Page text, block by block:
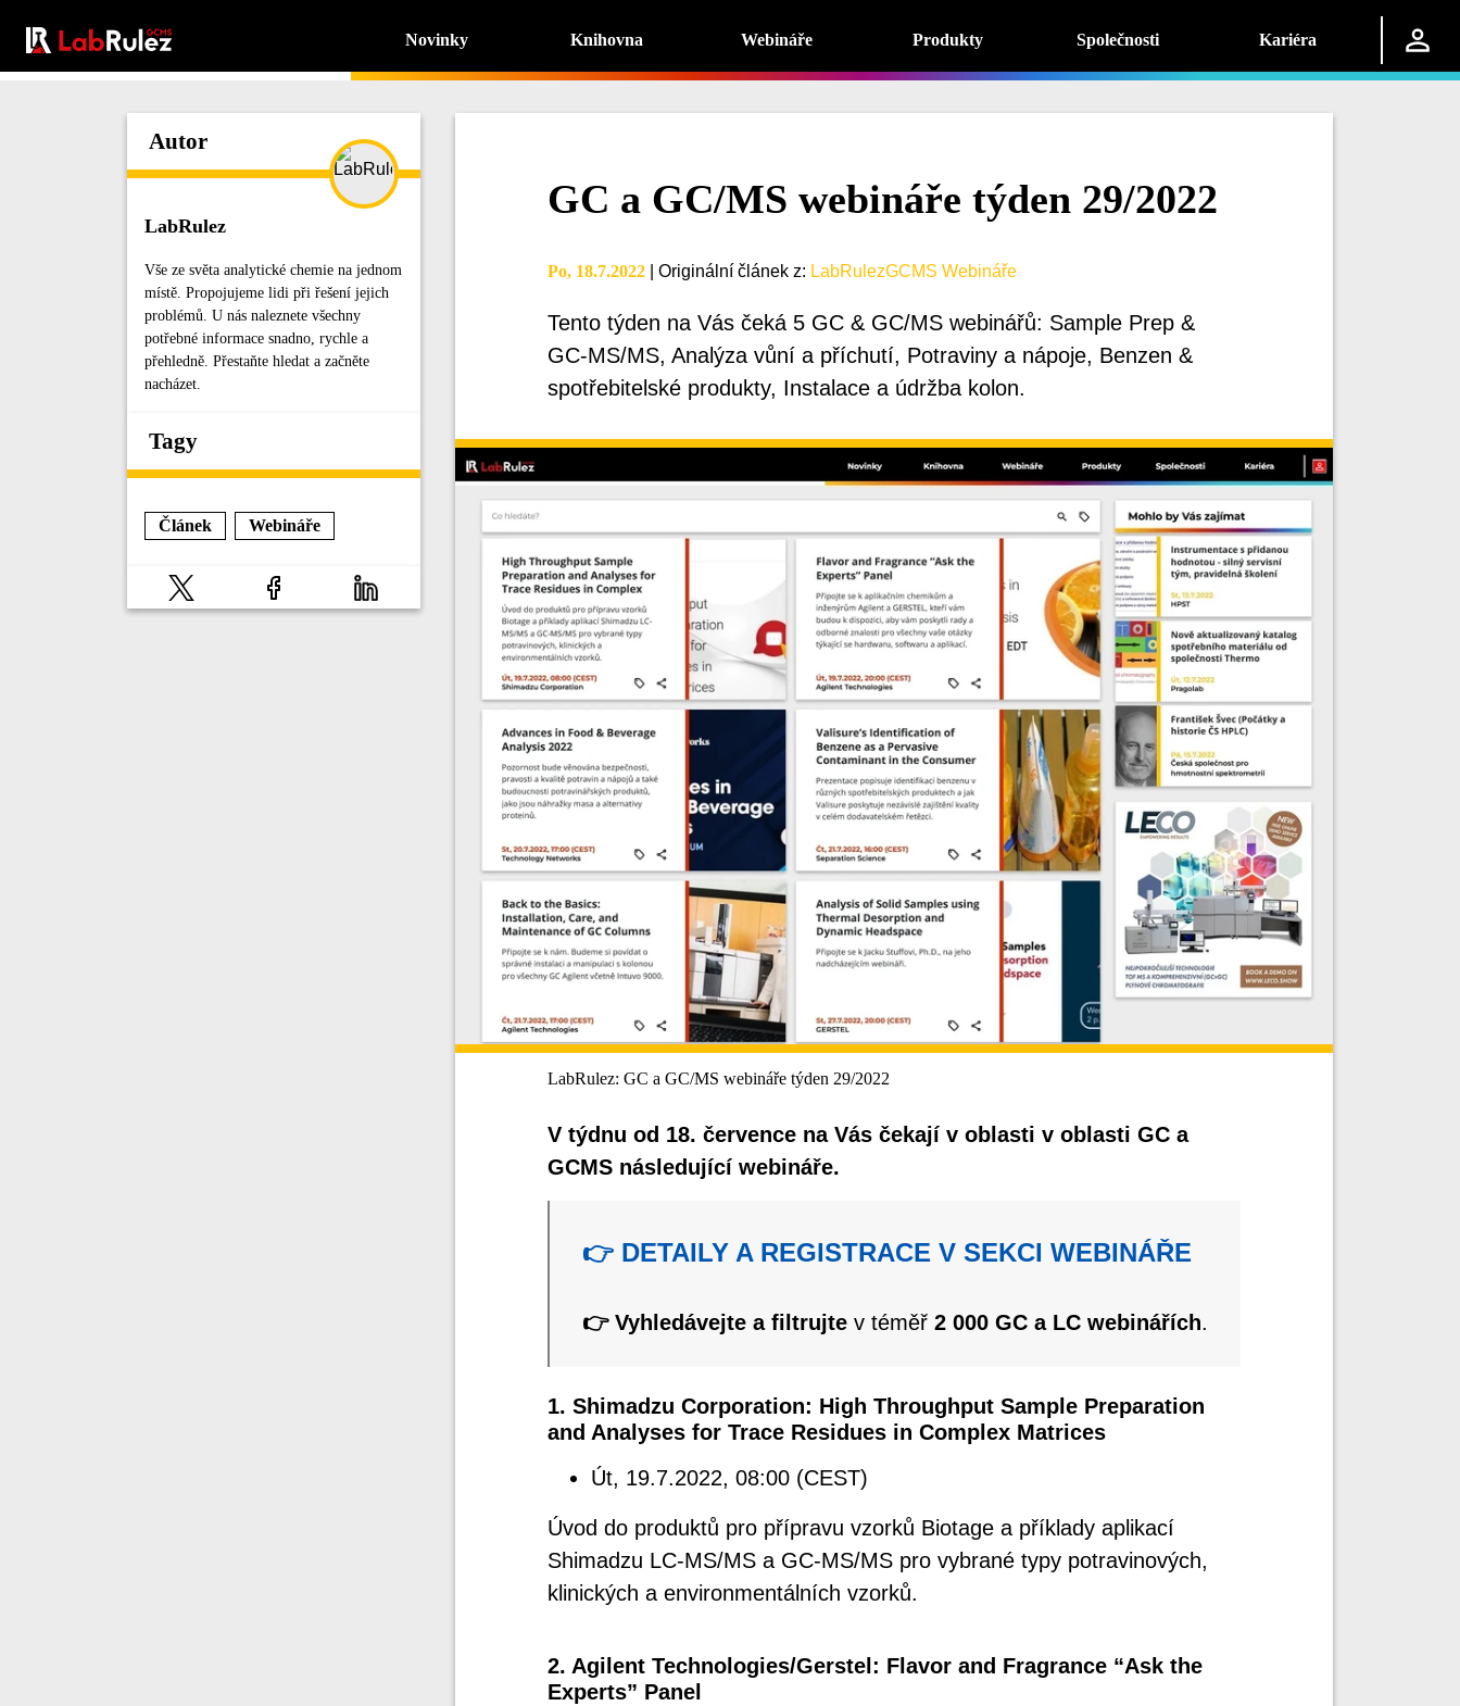
Novinky Knihovna Webináře Produkty Společnosti Kariéra
Autor
LabRulez
Vše ze světa analytické chemie na jednom
místě. Propojujeme lidi při řešení jejich
problémů. U nás naleznete všechny
potřebné informace snadno, rychle a
přehledně. Přestaňte hledat a začněte
nacházet.
Tagy
Článek Webináře
GC a GC/MS webináře týden 29/2022
Po, 18.7.2022 Originální článek z: LabRulezGCMS Webináře
Tento týden na Vás čeká 5 GC & GC/MS webinářů: Sample Prep &
GC-MS/MS, Analýza vůní a příchutí, Potraviny a nápoje, Benzen &
spotřebitelské produkty, Instalace a údržba kolon.
LabRulez: GC a GC/MS webináře týden 29/2022
V týdnu od 18. července na Vás čekají v oblasti v oblasti GC a
GCMS následující webináře.
👉 DETAILY A REGISTRACE V SEKCI WEBINÁŘE
👉 Vyhledávejte a filtrujtev téměř 2 000 GC a LC webinářích.
1. Shimadzu Corporation: High Throughput Sample Preparation
and Analyses for Trace Residues in Complex Matrices
Út, 19.7.2022, 08:00 (CEST)
Úvod do produktů pro přípravu vzorků Biotage a příklady aplikací
Shimadzu LC-MS/MS a GC-MS/MS pro vybrané typy potravinových,
klinických a environmentálních vzorků.
2. Agilent Technologies/Gerstel: Flavor and Fragrance “Ask the
Experts” Panel